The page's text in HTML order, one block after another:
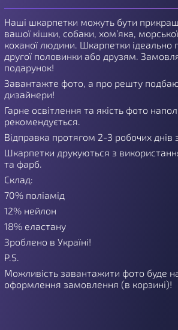
Наші шкарпетки можуть бути
вашої кішки, собаки, хом’яка,
коханої людини. Шкарпетки ідеально
другої половинки або друзям.
подарунок!
Завантажте фото, а про решту
дизайнери!
Гарне освітлення та якість фото
рекомендується.
Відправка протягом 2-3 робочих
Шкарпетки друкуються з
та фарб.
Склад:
70% поліамід
12% нейлон
18% еластану
Зроблено в Україні!
P.S.
Можливість завантажити фото буде
оформлення замовлення (в корзині)!